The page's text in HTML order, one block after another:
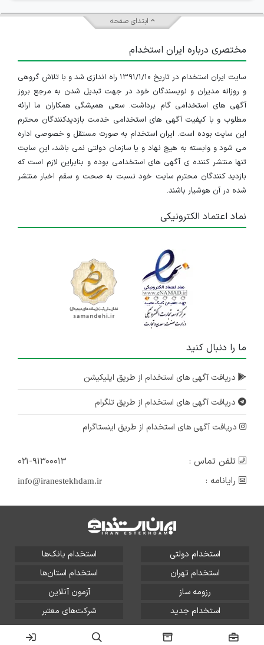
ابتدای صفحه
مختصری درباره ایران استخدام
سایت ایران استخدام در تاریخ ۱۳۹۱/۱/۱۰ راه اندازی شد و با تلاش گروهی
و روزانه مدیران و نویسندگان خود در جهت تبدیل شدن به مرجع بروز
آگهی های استخدامی گام برداشت. سعی همیشگی همکاران ما ارائه
مطلوب و با کیفیت آگهی های استخدامی خدمت بازدیدکنندگان محترم
این سایت بوده است. ایران استخدام به صورت مستقل و خصوصی اداره
می شود و وابسته به هیچ نهاد و یا سازمان دولتی نمی باشد، این سایت
تنها منتشر کننده ی آگهی های استخدامی بوده و بنابراین لازم است که
بازدید کنندگان محترم سایت خود نسبت به صحت و سقم اخبار منتشر
شده در آن هوشیار باشند.
نماد اعتماد الکترونیکی
ما را دنبال کنید
دریافت آگهی های استخدام از طریق اپلیکیشن
دریافت آگهی های استخدام از طریق تلگرام
دریافت آگهی های استخدام از طریق اینستاگرام
تلفن تماس :
۰۲۱-۹۱۳۰۰۰۱۳
رایانامه :
info@iranestekhdam.ir
استخدام دولتی
استخدام بانک‌ها
استخدام تهران
استخدام استان‌ها
رزومه ساز
آزمون آنلاین
استخدام جدید
شرکت‌های معتبر
تمامی حقوق این سایت برای آلتین سیستم محفوظ است و هر